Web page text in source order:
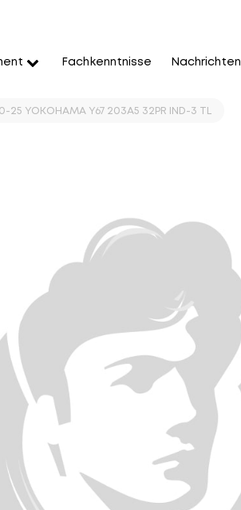
Fachkenntnisse Nachrichten
25 YOKOHAMA Y67 203A5 32PR IND-3 TL